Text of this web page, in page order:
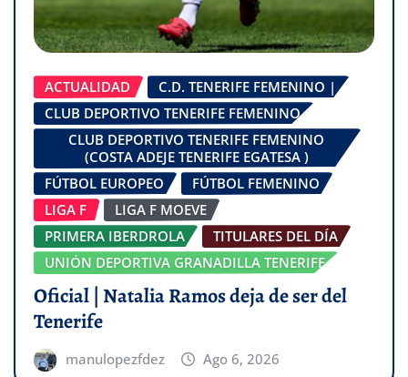
ACTUALIDAD
C.D. TENERIFE FEMENINO |
CLUB DEPORTIVO TENERIFE FEMENINO
CLUB DEPORTIVO TENERIFE FEMENINO
(COSTA ADEJE TENERIFE EGATESA )
FÚTBOL EUROPEO
FÚTBOL FEMENINO
LIGA F
LIGA F MOEVE
PRIMERA IBERDROLA
TITULARES DEL DÍA
UNIÓN DEPORTIVA GRANADILLA TENERIFE
Oficial | Natalia Ramos deja de ser del
Tenerife
manulopezfdez Ago 6, 2026